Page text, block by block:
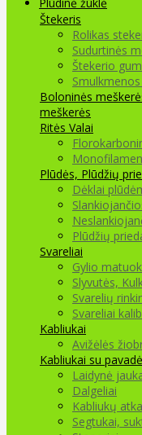
Štekeris
Rolikas
Sudurtinės
Štekerio
Boloninės
meškerės
Ritės Valai
Plūdės, Plūdžių
Dėklai
Plūdžių
Svareliai
Gylio
Slyvutės,
Svarelių
Svareliai
Kabliukai
Avižėlės
Kabliukai su
Laidynė
Dalgeliai
Kabliukų
Segtukai,